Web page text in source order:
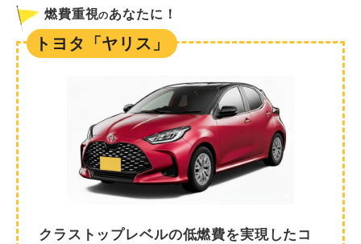
燃費重視のあなたに！
トヨタ「ヤリス」
クラストップレベルの低燃費を実現したコ